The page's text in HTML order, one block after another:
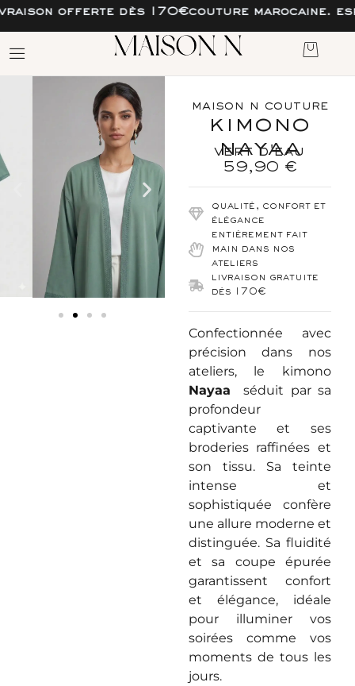
offerte dès 170€ couture marocaine. esprit
maison n couture
kimono
nayaa
vert d'eau
59,90 €
qualité, confort et
élégance
entièrement fait
main dans nos
ateliers
livraison gratuite
dés 170€
Confectionnée avec
précision dans nos
ateliers, le kimono
Nayaa séduit par sa
profondeur
captivante et ses
broderies raffinées et
son tissu. Sa teinte
intense et
sophistiquée confère
une allure moderne et
distinguée. Sa fluidité
et sa coupe épurée
garantissent confort
et élégance, idéale
pour illuminer vos
soirées comme vos
moments de tous les
jours.